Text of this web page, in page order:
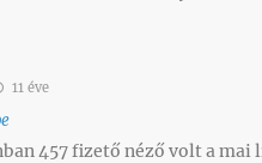
11 éve
457 fizető néző volt a mai